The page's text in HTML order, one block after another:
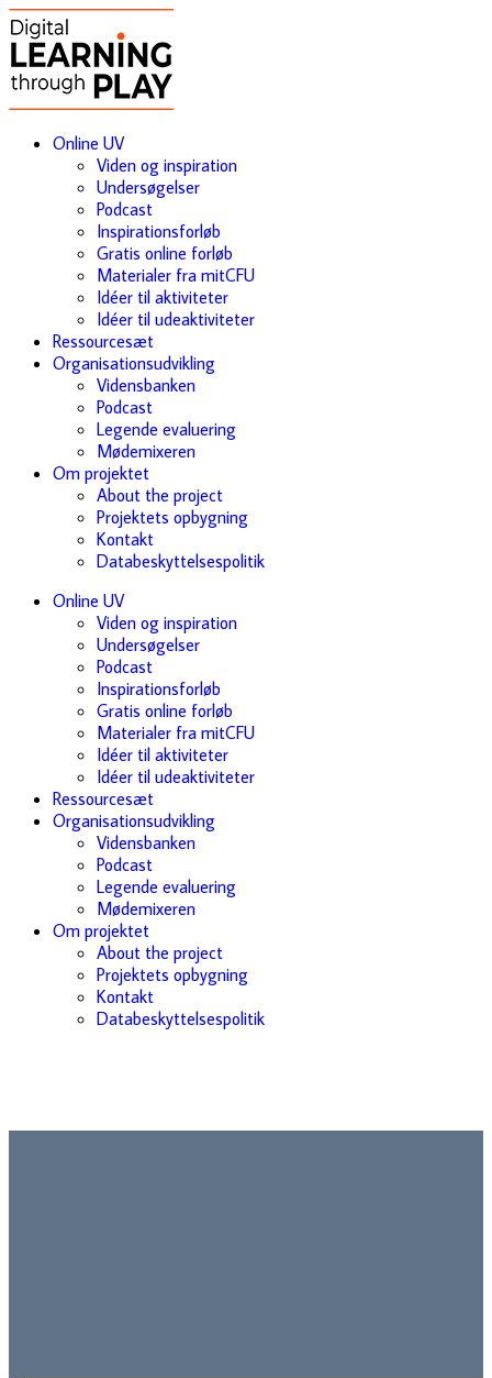
Online UV
Viden og inspiration
Undersøgelser
Podcast
Inspirationsforløb
Gratis online forløb
Materialer fra mitCFU
Idéer til aktiviteter
Idéer til udeaktiviteter
Ressourcesæt
Organisationsudvikling
Vidensbanken
Podcast
Legende evaluering
Mødemixeren
Om projektet
About the project
Projektets opbygning
Kontakt
Databeskyttelsespolitik
Online UV
Viden og inspiration
Undersøgelser
Podcast
Inspirationsforløb
Gratis online forløb
Materialer fra mitCFU
Idéer til aktiviteter
Idéer til udeaktiviteter
Ressourcesæt
Organisationsudvikling
Vidensbanken
Podcast
Legende evaluering
Mødemixeren
Om projektet
About the project
Projektets opbygning
Kontakt
Databeskyttelsespolitik